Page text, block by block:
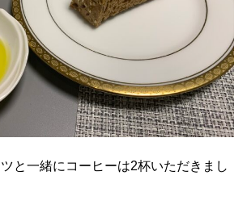
と一緒にコーヒーは2杯いただきまし